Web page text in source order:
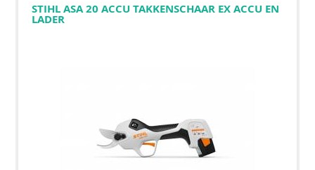
STIHL ASA 20 ACCU TAKKENSCHAAR EX ACCU EN
LADER